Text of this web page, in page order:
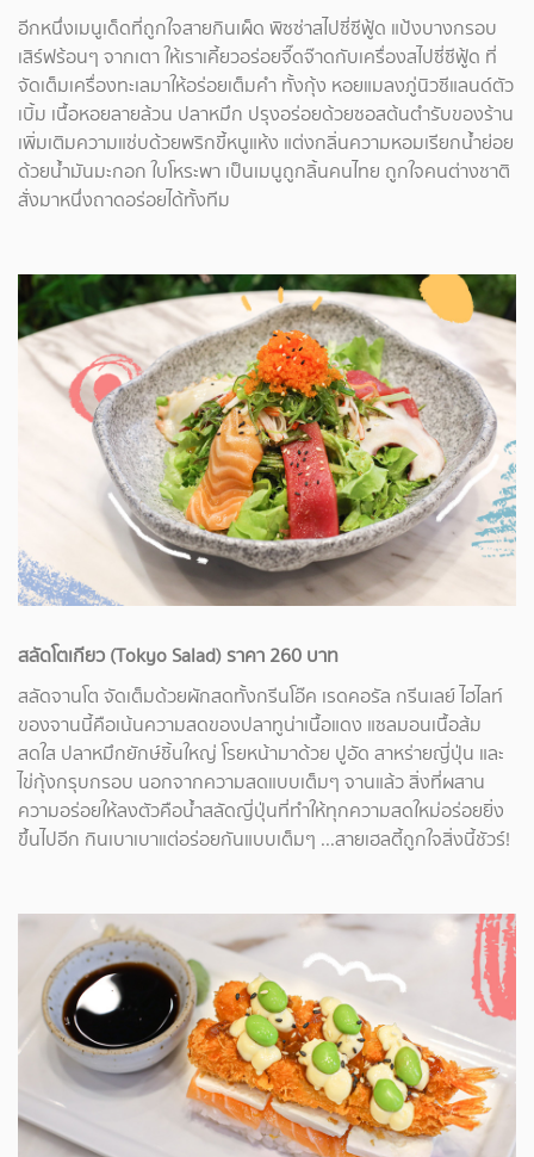
อีกหนึ่งเมนูเด็ดที่ถูกใจสายกินเผ็ด พิซซ่าสไปซี่ซีฟู้ด แป้งบางกรอบ
เสิร์ฟร้อนๆ จากเตา ให้เราเคี้ยวอร่อยจี๊ดจ๊าดกับเครื่องสไปซี่ซีฟู้ด ที่
จัดเต็มเครื่องทะเลมาให้อร่อยเต็มคำ ทั้งกุ้ง หอยแมลงภู่นิวซีแลนด์ตัว
เบิ้ม เนื้อหอยลายล้วน ปลาหมึก ปรุงอร่อยด้วยซอสต้นตำรับของร้าน
เพิ่มเติมความแซ่บด้วยพริกขี้หนูแห้ง แต่งกลิ่นความหอมเรียกน้ำย่อย
ด้วยน้ำมันมะกอก ใบโหระพา เป็นเมนูถูกลิ้นคนไทย ถูกใจคนต่างชาติ
สั่งมาหนึ่งถาดอร่อยได้ทั้งทีม
สลัดโตเกียว (Tokyo Salad) ราคา 260 บาท
สลัดจานโต จัดเต็มด้วยผักสดทั้งกรีนโอ๊ค เรดคอรัล กรีนเลย์ ไฮไลท์
ของจานนี้คือเน้นความสดของปลาทูน่าเนื้อแดง แซลมอนเนื้อส้ม
สดใส ปลาหมึกยักษ์ชิ้นใหญ่ โรยหน้ามาด้วย ปูอัด สาหร่ายญี่ปุ่น และ
ไข่กุ้งกรุบกรอบ นอกจากความสดแบบเต็มๆ จานแล้ว สิ่งที่ผสาน
ความอร่อยให้ลงตัวคือน้ำสลัดญี่ปุ่นที่ทำให้ทุกความสดใหม่อร่อยยิ่ง
ขึ้นไปอีก กินเบาเบาแต่อร่อยกันแบบเต็มๆ ...สายเฮลตี้ถูกใจสิ่งนี้ชัวร์!